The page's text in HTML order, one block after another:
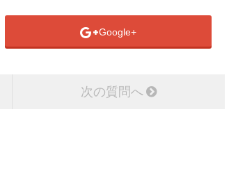
Google+
次の質問へ